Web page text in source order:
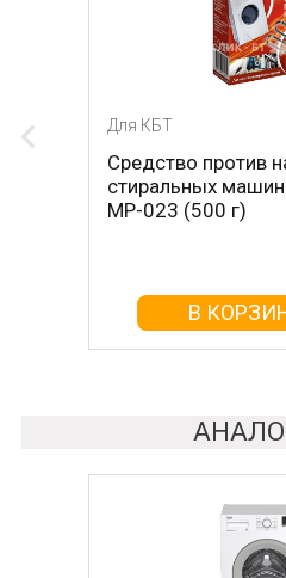
Для КБТ
Средство против
стиральных машин
MP-023 (500 г)
В
Для КБТ
Средство против
стиральных
(500 г)
В